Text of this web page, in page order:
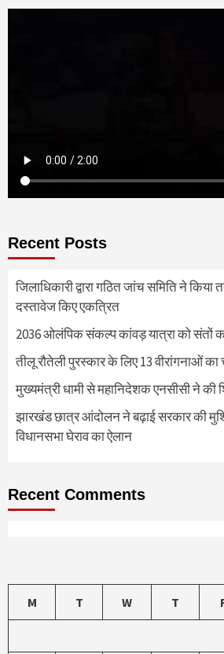
Recent Posts
जिलाधिकारी द्वारा गठित जांच समिति ने
दस्तावेज किए एकत्रित
2036 ओलंपिक संकल्प कांवड़ यात्रा को संतों
तीलू रौतेली पुरस्कार के लिए 13 वीरांगनाओं
मुख्यमंत्री धामी से महानिदेशक एनसीसी ने की
झारखंड छात्र आंदोलन ने बढ़ाई सरकार की
विधानसभा घेराव का ऐलान
Recent Comments
M T W T